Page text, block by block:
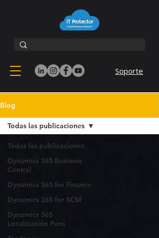
Soporte
Blog
Todas las publicaciones
Dynamics 365 Business
Central
Dynamics 365 for Finance
Dynamics 365 for SCM
Dynamics 365
Localización Perú
Todas las publicaciones